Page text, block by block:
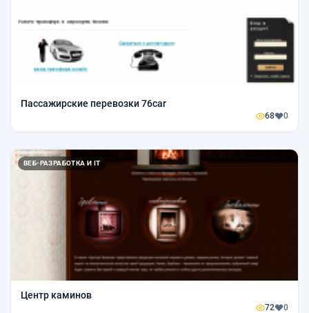
Пассажирские перевозки 76car
68 0
ВЕБ-РАЗРАБОТКА И IT
Центр каминов
72 0